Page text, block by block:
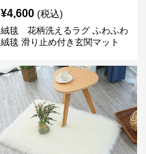
¥4,600 (税込)
絨毯 花柄洗えるラグ ふわふわ
絨毯 滑り止め付き玄関マット